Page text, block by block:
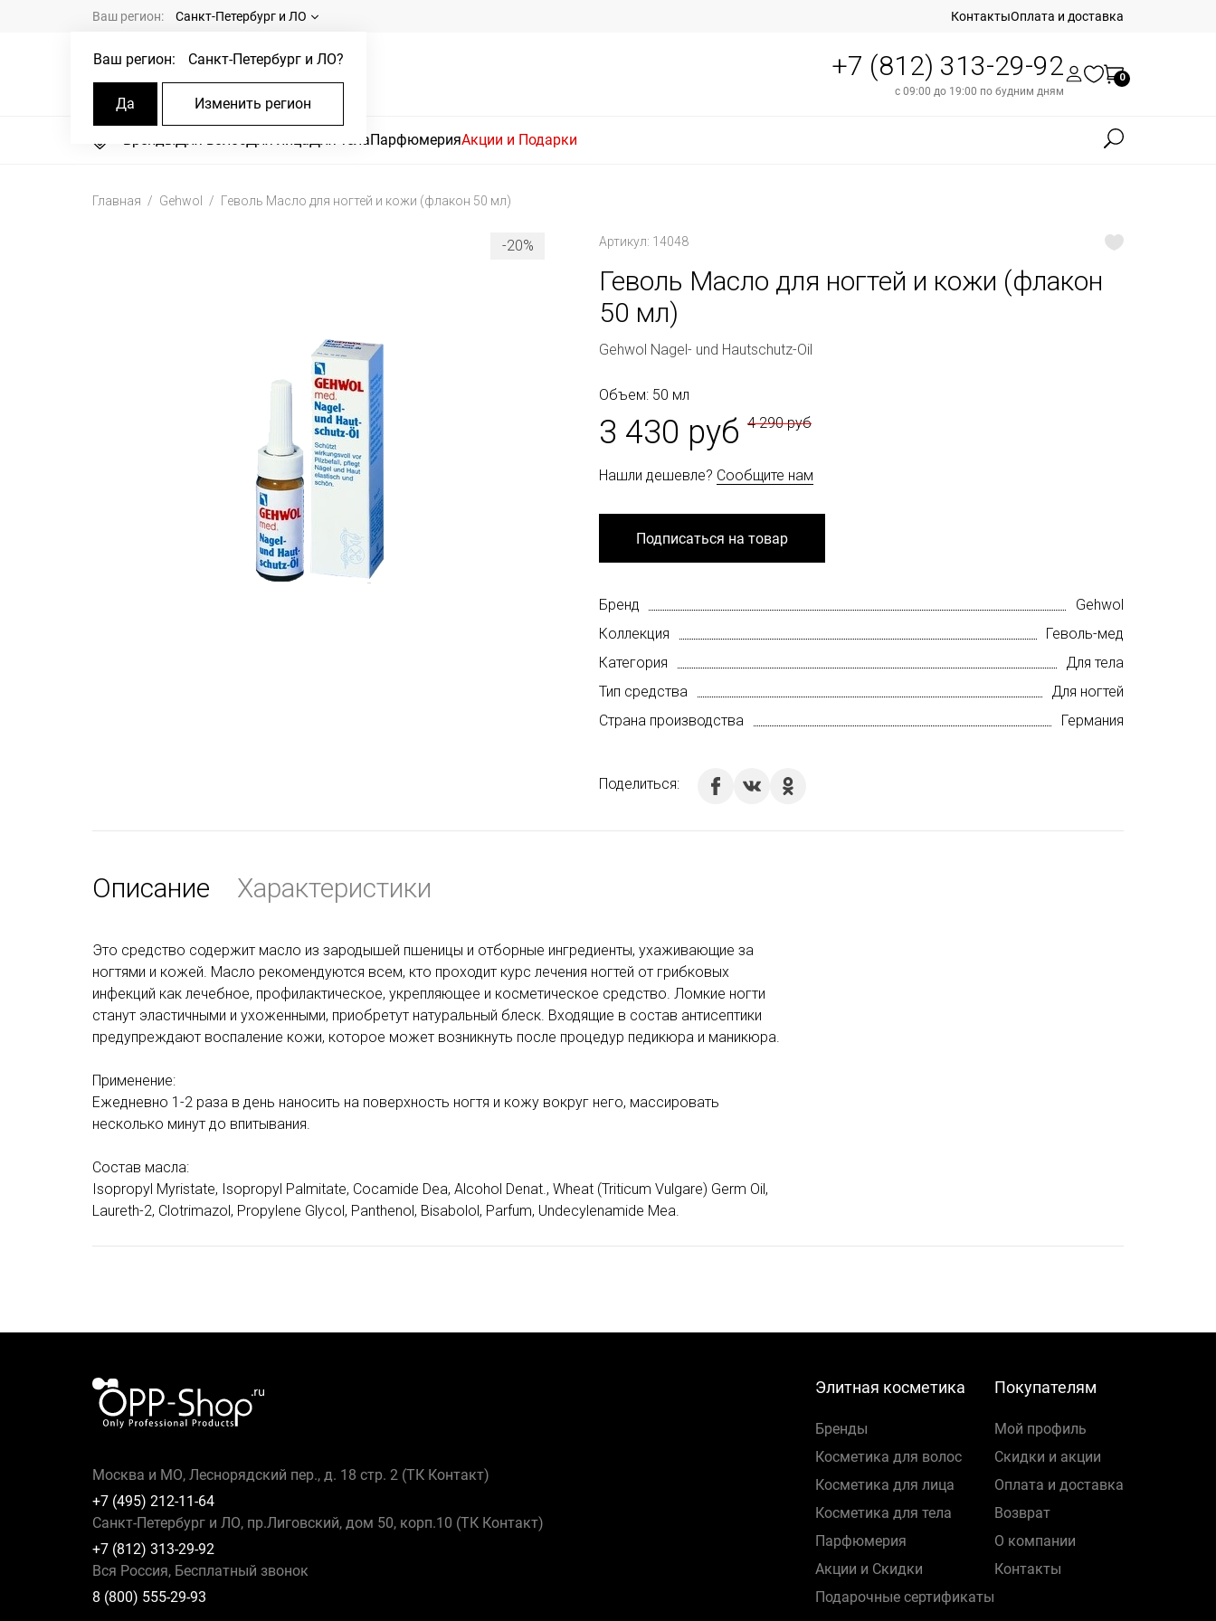
Ваш регион: Санкт-Петербург и ЛО
Ваш регион: Санкт-Петербург и ЛО?
Да Изменить регион
КонтактыОплата и доставка
+7 (812) 313-29-92
с 09:00 до 19:00 по будним дням
0
БрендыДля волосДля лицаДля телаПарфюмерияАкции и Подарки
Главная Gehwol Геволь Масло для ногтей и кожи (флакон 50 мл)
-20% Артикул: 14048
Геволь Масло для ногтей и кожи (флакон
50 мл)
Gehwol Nagel- und Hautschutz-Oil
Объем: 50 мл
3 430 руб 4 290 руб
Нашли дешевле? Сообщите нам
Подписаться на товар
Бренд
Gehwol
Коллекция
Геволь-мед
Категория
Для тела
Тип средства
Для ногтей
Страна производства
Германия
Поделиться:
Описание Характеристики
Это средство содержит масло из зародышей пшеницы и отборные ингредиенты, ухаживающие за
ногтями и кожей. Масло рекомендуются всем, кто проходит курс лечения ногтей от грибковых
инфекций как лечебное, профилактическое, укрепляющее и косметическое средство. Ломкие ногти
станут эластичными и ухоженными, приобретут натуральный блеск. Входящие в состав антисептики
предупреждают воспаление кожи, которое может возникнуть после процедур педикюра и маникюра.
Применение:
Ежедневно 1-2 раза в день наносить на поверхность ногтя и кожу вокруг него, массировать
несколько минут до впитывания.
Состав масла:
Isopropyl Myristate, Isopropyl Palmitate, Cocamide Dea, Alcohol Denat., Wheat (Triticum Vulgare) Germ Oil,
Laureth-2, Clotrimazol, Propylene Glycol, Panthenol, Bisabolol, Parfum, Undecylenamide Mea.
Москва и МО, Леснорядский пер., д. 18 стр. 2 (ТК Контакт)
+7 (495) 212-11-64
Санкт-Петербург и ЛО, пр.Лиговский, дом 50, корп.10 (ТК Контакт)
+7 (812) 313-29-92
Вся Россия, Бесплатный звонок
8 (800) 555-29-93
Элитная косметика
Бренды
Косметика для волос
Косметика для лица
Косметика для тела
Парфюмерия
Акции и Скидки
Подарочные сертификаты
Покупателям
Мой профиль
Скидки и акции
Оплата и доставка
Возврат
О компании
Контакты